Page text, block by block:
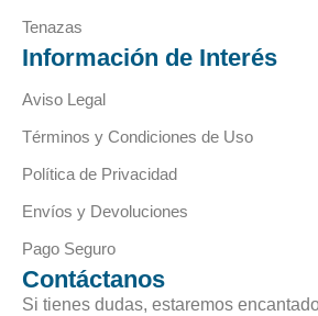
Tenazas
Información de Interés
Aviso Legal
Términos y Condiciones de Uso
Política de Privacidad
Envíos y Devoluciones
Pago Seguro
Contáctanos
Si tienes dudas, estaremos